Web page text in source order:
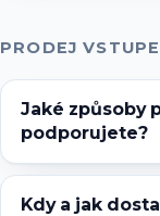
PRODEJ
Jaké způsoby
podporujete?
Kdy a jak